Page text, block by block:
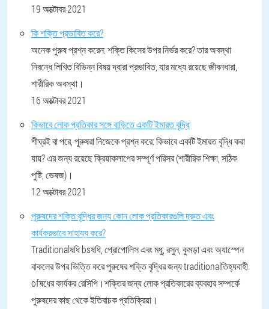
19 অক্টোবর 2021
কি শক্তি প্রভাবিত করে?
অনেক পুরুষ প্রশ্ন করেন: শক্তি কিসের উপর নির্ভর করে? তার অবস্থা
নিবন্ধে লিখিত বিভিন্ন বিষয় দ্বারা প্রভাবিত, যার মধ্যে রয়েছে জীবনধারা,
শারীরিক অবস্থা।
16 অক্টোবর 2021
কিভাবে লোক প্রতিকার সঙ্গে বাড়িতে একটি ইমারত বৃদ্ধি
শীঘ্রই বা পরে, পুরুষরা নিজেকে প্রশ্ন করে: কিভাবে একটি ইমারত বৃদ্ধি করা
যায়? এর জন্য রয়েছে ক্রিয়াকলাপের সম্পূর্ণ পরিসর (শারীরিক শিক্ষা, সঠিক
পুষ্টি, ভেষজ)।
12 অক্টোবর 2021
পুরুষদের শক্তি বৃদ্ধির জন্য কোন লোক প্রতিকারগুলি দ্রুত এবং
কার্যকরভাবে সাহায্য করে?
Traditionalষধি bsষধি, প্রোপোলিস এবং মধু, রসুন, কুমড়া এবং অ্যাস্পেন
বাকলের উপর ভিত্তি করে পুরুষের শক্তি বৃদ্ধির জন্য traditionalতিহ্যবাহী
ofষধের কার্যকর রেসিপি।শক্তির জন্য লোক প্রতিকারের ব্যবহার সম্পর্কে
পুরুষদের কাছ থেকে ইতিবাচক প্রতিক্রিয়া।